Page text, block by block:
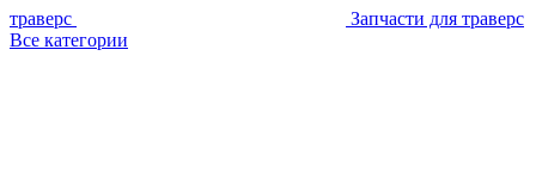
траверс
Запчасти для траверс
Все категории